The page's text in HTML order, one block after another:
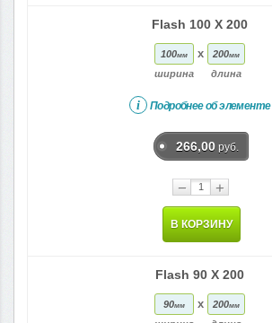
Flash 100 X 200
100мм
ширина
x 200мм
длина
i Подробнее об элементе
266,00 руб.
− +
В КОРЗИНУ
Flash 90 X 200
90мм x 200мм